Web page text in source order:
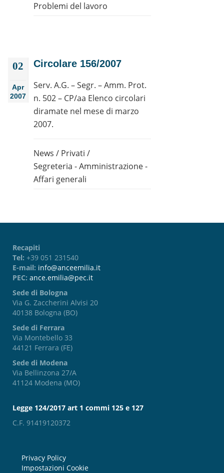
Problemi del lavoro
02
Apr
2007
Circolare 156/2007
Serv. A.G. – Segr. – Amm. Prot.
n. 502 – CP/aa Elenco circolari
diramate nel mese di marzo
2007.
News / Privati /
Segreteria - Amministrazione -
Affari generali
Recapiti
Tel: +39 051 231540
E-mail: info@anceemilia.it
PEC: ance.emilia@pec.it
Sede di Bologna
Via G. Zaccherini Alvisi 20
40138 Bologna (BO)
Sede di Ferrara
Via Montebello 33
44121 Ferrara (FE)
Sede di Modena
Via Bellinzona 27/A
41124 Modena (MO)
Legge 124/2017 art 1 commi 125 e 127
C.F. 91419120372
Privacy Policy
Impostazioni Cookie